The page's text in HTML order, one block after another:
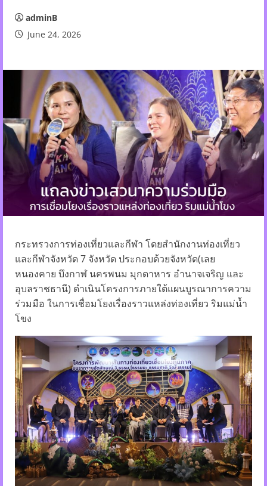
adminB
June 24, 2026
กระทรวงการท่องเที่ยวและกีฬา โดยสำนักงานท่องเที่ยว
และกีฬาจังหวัด 7 จังหวัด ประกอบด้วยจังหวัด(เลย
หนองคาย บึงกาฬ นครพนม มุกดาหาร อำนาจเจริญ และ
อุบลราชธานี) ดำเนินโครงการภายใต้แผนบูรณาการความ
ร่วมมือ ในการเชื่อมโยงเรื่องราวแหล่งท่องเที่ยว ริมแม่น้ำ
โขง